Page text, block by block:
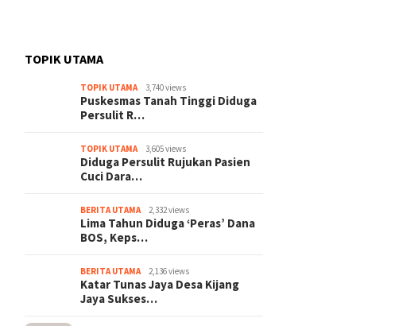
TOPIK UTAMA
TOPIK UTAMA 3,740 views
Puskesmas Tanah Tinggi Diduga
Persulit R…
TOPIK UTAMA 3,605 views
Diduga Persulit Rujukan Pasien
Cuci Dara…
BERITA UTAMA 2,332 views
Lima Tahun Diduga ‘Peras’ Dana
BOS, Keps…
BERITA UTAMA 2,136 views
Katar Tunas Jaya Desa Kijang
Jaya Sukses…